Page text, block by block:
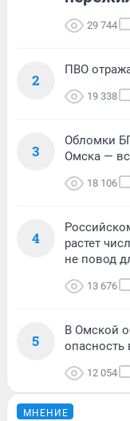
29 744
2
ПВО
19 338
3
Обломки
Омска —
18 106
4
растет
не повод
13 676
5
В Омской
опасность
12 054
МНЕНИЕ